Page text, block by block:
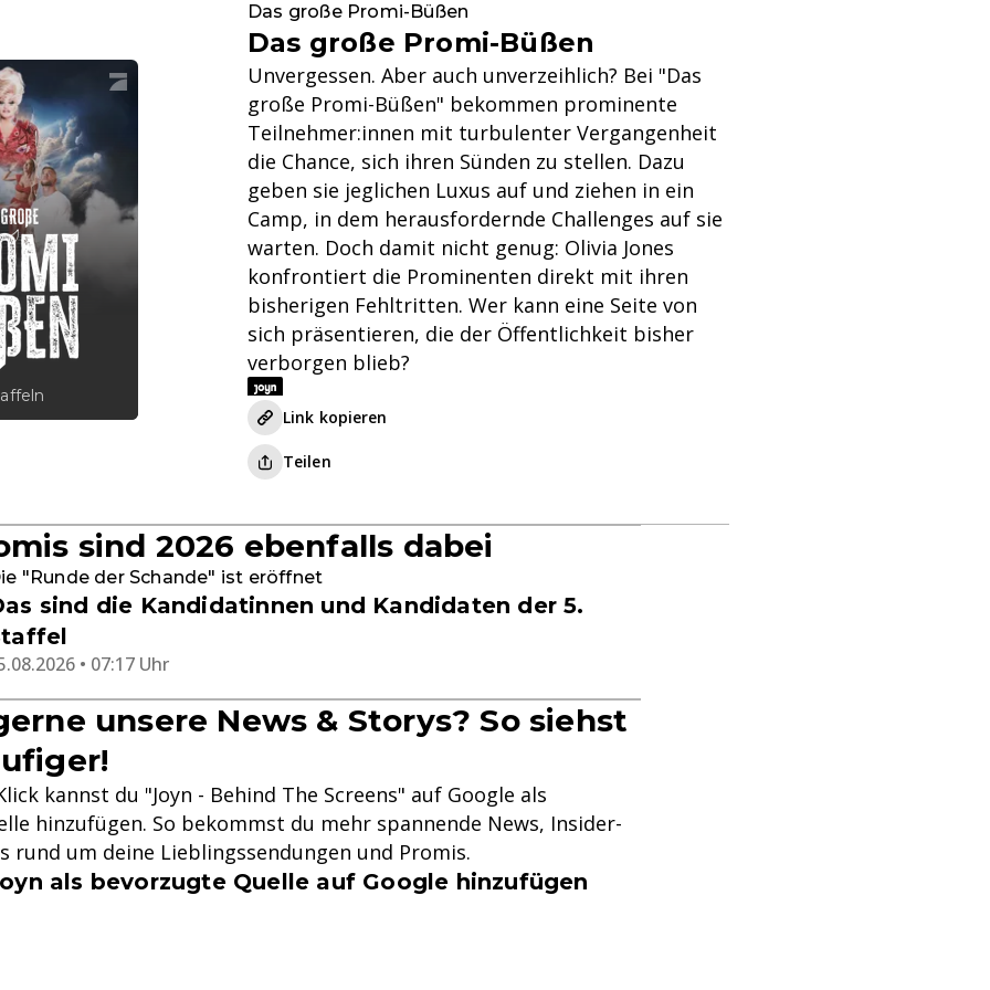
Das große Promi-Büßen
Das große Promi-Büßen
Unvergessen. Aber auch unverzeihlich? Bei "Das
große Promi-Büßen" bekommen prominente
Teilnehmer:innen mit turbulenter Vergangenheit
die Chance, sich ihren Sünden zu stellen. Dazu
geben sie jeglichen Luxus auf und ziehen in ein
Camp, in dem herausfordernde Challenges auf sie
warten. Doch damit nicht genug: Olivia Jones
konfrontiert die Prominenten direkt mit ihren
bisherigen Fehltritten. Wer kann eine Seite von
sich präsentieren, die der Öffentlichkeit bisher
verborgen blieb?
Link kopieren
Teilen
sind 2026 ebenfalls dabei
"Runde der Schande" ist eröffnet
sind die Kandidatinnen und Kandidaten der 5.
• 07:17 Uhr
unsere News & Storys? So siehst
kannst du "Joyn - Behind The Screens" auf Google als
hinzufügen. So bekommst du mehr spannende News, Insider-
rund um deine Lieblingssendungen und Promis.
als bevorzugte Quelle auf Google hinzufügen